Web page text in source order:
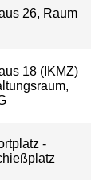
26, Raum
18 (IKMZ)
-